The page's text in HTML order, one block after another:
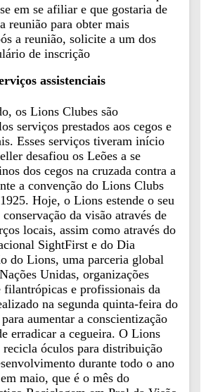
em se afiliar e que gostaria de
reunião para obter mais
a reunião, solicite a um dos
de inscrição
assistenciais
os Lions Clubes são
serviços prestados aos cegos e
Esses serviços tiveram início
desafiou os Leões a se
dos cegos na cruzada contra a
a convenção do Lions Clubs
Hoje, o Lions estende o seu
da visão através de
locais, assim como através do
SightFirst e do Dia
do Lions, uma parceria global
Unidas, organizações
e profissionais da
na segunda quinta-feira do
aumentar a conscientização
erradicar a cegueira. O Lions
recicla óculos para distribuição
durante todo o ano
maio, que é o mês do